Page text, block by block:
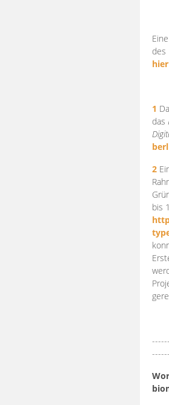
des
hier
1
das
2
bis